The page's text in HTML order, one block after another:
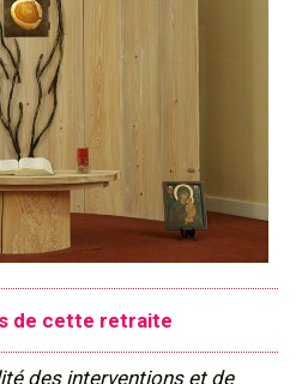
de cette retraite
des interventions et de